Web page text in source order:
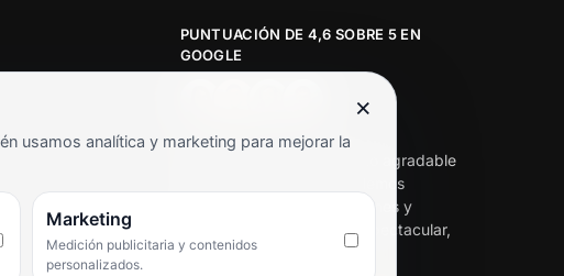
PUNTUACIÓN DE 4,6 SOBRE 5 EN
GOOGLE
★★★★★
«Servicio de calidad y trato agradable
con precios excelentes. Hemos
comprado en varias ocasiones y
siempre dan respuesta. Espectacular,
servicio de 10.»
×
usamos analítica y marketing para mejorar la
Marketing
Medición publicitaria y contenidos
personalizados.